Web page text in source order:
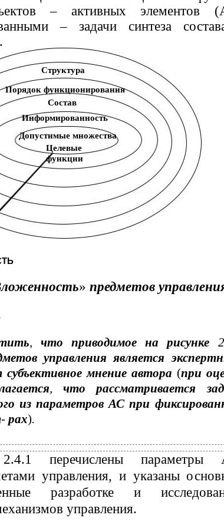
– активных элементов
– задачи синтеза
Структура
Порядок функционирования
Состав
Информированность
Допустимые множества
Целевые
функции
» предметов
, что приводимое на рисунке
управления является
мнение автора (при
, что рассматривается
из параметров АС при
- рах).
перечислены параметры
управления, и указаны
разработке и
управления.